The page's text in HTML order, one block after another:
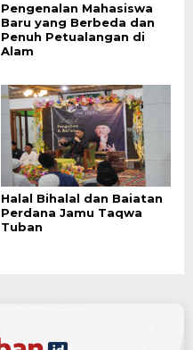
Pengenalan Mahasiswa
Baru yang Berbeda dan
Penuh Petualangan di
Alam
Halal Bihalal dan Baiatan
Perdana Jamu Taqwa
Tuban